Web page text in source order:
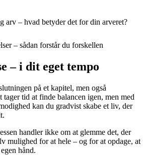
arv – hvad betyder det for din arveret?
– sådan forstår du forskellen
– i dit eget tempo
på et kapitel, men også
tager tid at finde balancen igen, men med
kan du gradvist skabe et liv, der
handler ikke om at glemme det, der
mulighed for at hele – og for at opdage, at
hånd.